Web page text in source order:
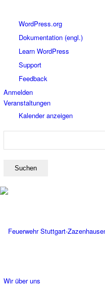
WordPress
WordPress.org
Dokumentation (engl.)
Learn WordPress
Support
Feedback
Anmelden
Veranstaltungen
Kalender anzeigen
Suchen
Wir über uns